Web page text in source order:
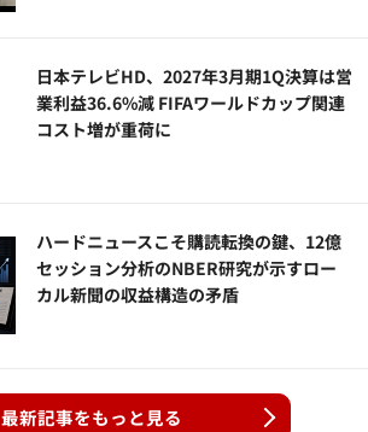
日本テレビHD、2027年3月期1Q決算は営
業利益36.6%減 FIFAワールドカップ関連
コスト増が重荷に
ハードニュースこそ購読転換の鍵、12億
セッション分析のNBER研究が示すロー
カル新聞の収益構造の矛盾
最新記事をもっと見る